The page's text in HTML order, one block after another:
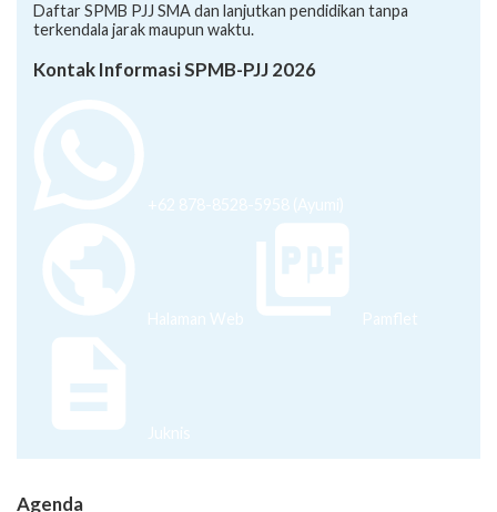
Daftar SPMB PJJ SMA dan lanjutkan pendidikan tanpa
terkendala jarak maupun waktu.
Kontak Informasi SPMB-PJJ 2026
+62 878-8528-5958 (Ayumi)
Halaman Web Pamflet
Juknis
Agenda